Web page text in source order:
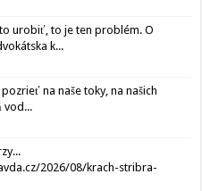
urobiť, to je ten problém. O
k...
na naše toky, na našich
vod...
2026/08/krach-stribra-